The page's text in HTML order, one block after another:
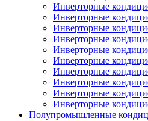
Инверторные
Инверторные
Инверторные
Инверторные
Инверторные
Инверторные
Инверторные
Инверторные
Инверторные
Инверторные
Полупромышленные